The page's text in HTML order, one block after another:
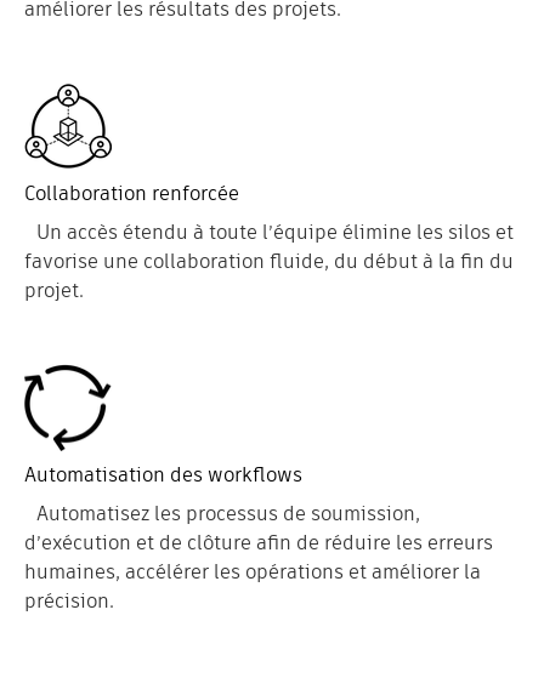
améliorer les résultats des projets.
Collaboration renforcée
Un accès étendu à toute l’équipe élimine les silos et
favorise une collaboration fluide, du début à la fin du
projet.
Automatisation des workflows
Automatisez les processus de soumission,
d’exécution et de clôture afin de réduire les erreurs
humaines, accélérer les opérations et améliorer la
précision.